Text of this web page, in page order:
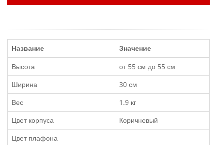
Название
Значение
Высота
от 55 см до 55 см
Ширина
30 см
Вес
1.9 кг
Цвет корпуса
Коричневый
Цвет плафона